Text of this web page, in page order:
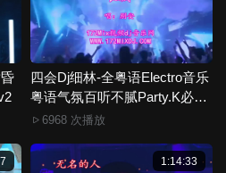
家】王一佳 - 点一杯快乐(DjQQ
存在分类错误，清晰度不够或无法
我要纠错， 谢谢！
违规违法的信息，若您发现有相
进行 举报投诉 ，一旦核实，平台
资源的真实合法拥有者，如有侵
四会Dj细林-全粤语Electro音乐
粤语气氛百听不腻Party.K必备
专辑172Mix串烧
6968 次播放
1:14:33